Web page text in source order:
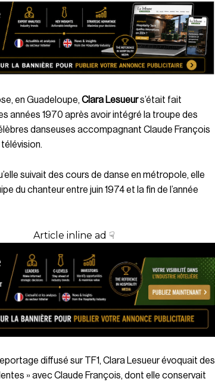
en Guadeloupe, Clara Lesueurs’était fait
années 1970 après avoir intégré la troupe des
danseuses accompagnant Claude François
suivait des cours de danse en métropole, elle
du chanteur entre juin 1974 et la fin de l’année
Article inline ad ☟
diffusé surTF1, Clara Lesueur évoquait des
» avec Claude François, dont elle conservait